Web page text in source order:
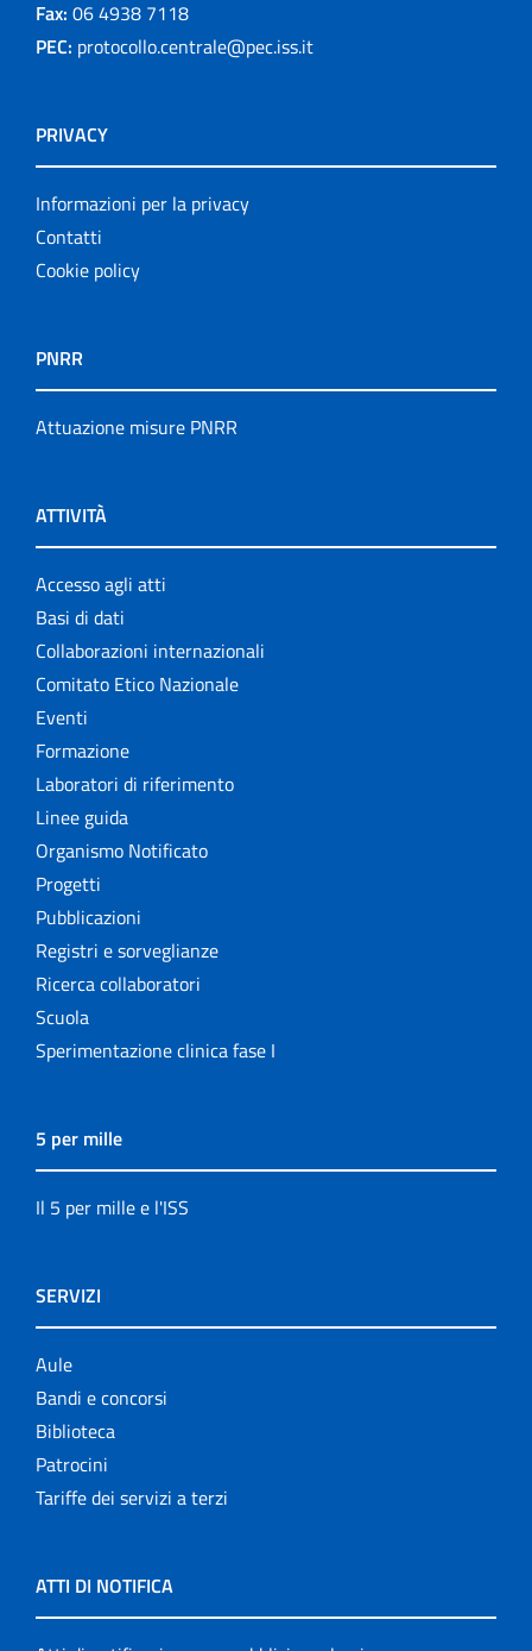
Fax: 06 4938 7118
PEC: protocollo.centrale@pec.iss.it
PRIVACY
Informazioni per la privacy
Contatti
Cookie policy
PNRR
Attuazione misure PNRR
ATTIVITÀ
Accesso agli atti
Basi di dati
Collaborazioni internazionali
Comitato Etico Nazionale
Eventi
Formazione
Laboratori di riferimento
Linee guida
Organismo Notificato
Progetti
Pubblicazioni
Registri e sorveglianze
Ricerca collaboratori
Scuola
Sperimentazione clinica fase I
5 per mille
Il 5 per mille e l'ISS
SERVIZI
Aule
Bandi e concorsi
Biblioteca
Patrocini
Tariffe dei servizi a terzi
ATTI DI NOTIFICA